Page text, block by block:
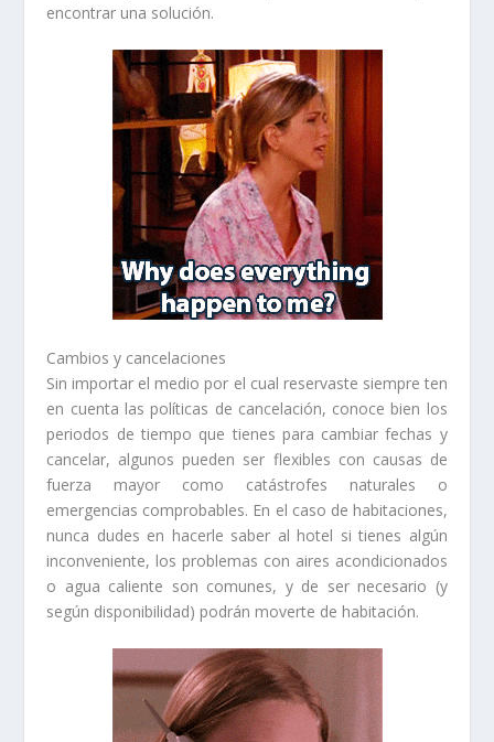
encontrar una solución.
Cambios y cancelaciones
Sin importar el medio por el cual reservaste siempre ten
en cuenta las políticas de cancelación, conoce bien los
periodos de tiempo que tienes para cambiar fechas y
cancelar, algunos pueden ser flexibles con causas de
fuerza mayor como catástrofes naturales o
emergencias comprobables. En el caso de habitaciones,
nunca dudes en hacerle saber al hotel si tienes algún
inconveniente, los problemas con aires acondicionados
o agua caliente son comunes, y de ser necesario (y
según disponibilidad) podrán moverte de habitación.